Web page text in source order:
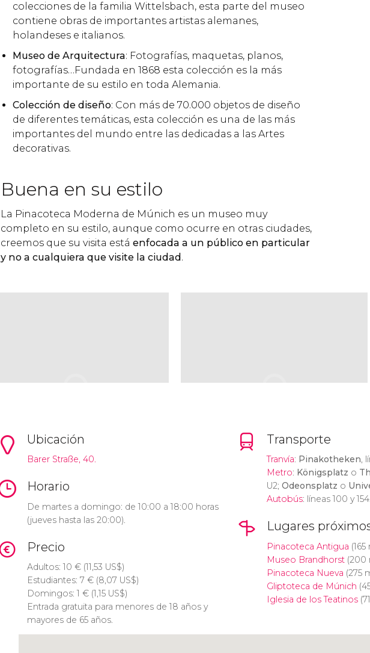
colecciones de la familia Wittelsbach, esta parte del museo
contiene obras de importantes artistas alemanes,
holandeses e italianos.
Museo de Arquitectura: Fotografías, maquetas, planos,
fotografías…Fundada en 1868 esta colección es la más
importante de su estilo en toda Alemania.
Colección de diseño: Con más de 70.000 objetos de diseño
de diferentes temáticas, esta colección es una de las más
importantes del mundo entre las dedicadas a las Artes
decorativas.
Buena en su estilo
La Pinacoteca Moderna de Múnich es un museo muy
completo en su estilo, aunque como ocurre en otras ciudades,
creemos que su visita está enfocada a un público en particular
y no a cualquiera que visite la ciudad.
Ubicación
Barer Straße, 40.
Horario
De martes a domingo: de 10:00 a 18:00 horas
(jueves hasta las 20:00).
Precio
Adultos: 10 € (11,53 US$)
Estudiantes: 7 € (8,07 US$)
Domingos: 1 € (1,15 US$)
Entrada gratuita para menores de 18 años y
mayores de 65 años.
Transporte
Tranvía: Pinakotheken,
Metro: Königsplatz o
U2; Odeonsplatz o
Autobús: líneas 100 y 154.
Lugares
Pinacoteca Antigua (165
Museo Brandhorst(200
Pinacoteca Nueva (275
Gliptoteca de Múnich
Iglesia de los Teatinos